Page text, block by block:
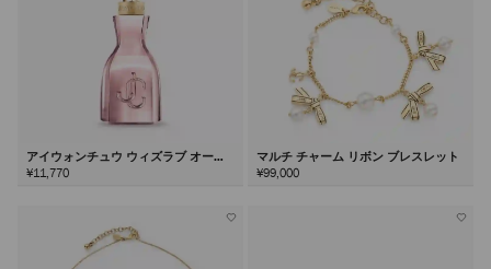
アイウォンチュウ ウィズラブ オード
パルファム40ml
¥11,770
マルチ チャーム リボン ブレスレット
¥99,000